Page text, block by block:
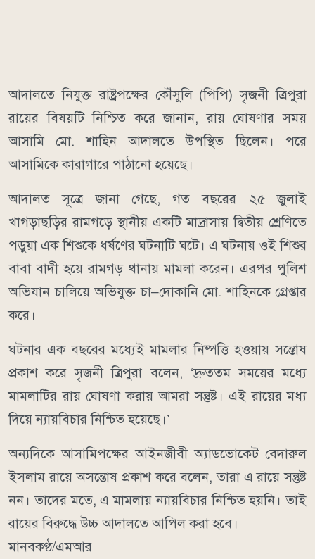
আদালতে নিযুক্ত রাষ্ট্রপক্ষের কৌঁসুলি (পিপি) সৃজনী ত্রিপুরা
রায়ের বিষয়টি নিশ্চিত করে জানান, রায় ঘোষণার সময়
আসামি মো. শাহিন আদালতে উপস্থিত ছিলেন। পরে
আসামিকে কারাগারে পাঠানো হয়েছে।
আদালত সূত্রে জানা গেছে, গত বছরের ২৫ জুলাই
খাগড়াছড়ির রামগড়ে স্থানীয় একটি মাদ্রাসায় দ্বিতীয় শ্রেণিতে
পড়ুয়া এক শিশুকে ধর্ষণের ঘটনাটি ঘটে। এ ঘটনায় ওই শিশুর
বাবা বাদী হয়ে রামগড় থানায় মামলা করেন। এরপর পুলিশ
অভিযান চালিয়ে অভিযুক্ত চা–দোকানি মো. শাহিনকে গ্রেপ্তার
করে।
ঘটনার এক বছরের মধ্যেই মামলার নিষ্পত্তি হওয়ায় সন্তোষ
প্রকাশ করে সৃজনী ত্রিপুরা বলেন, ‘দ্রুততম সময়ের মধ্যে
মামলাটির রায় ঘোষণা করায় আমরা সন্তুষ্ট। এই রায়ের মধ্য
দিয়ে ন্যায়বিচার নিশ্চিত হয়েছে।’
অন্যদিকে আসামিপক্ষের আইনজীবী অ্যাডভোকেট বেদারুল
ইসলাম রায়ে অসন্তোষ প্রকাশ করে বলেন, তারা এ রায়ে সন্তুষ্ট
নন। তাদের মতে, এ মামলায় ন্যায়বিচার নিশ্চিত হয়নি। তাই
রায়ের বিরুদ্ধে উচ্চ আদালতে আপিল করা হবে।
মানবকণ্ঠ/এমআর